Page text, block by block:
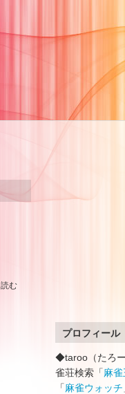
む
プロフィール
◆taroo（たろー
雀荘検索「麻雀
「麻雀ウォッチ